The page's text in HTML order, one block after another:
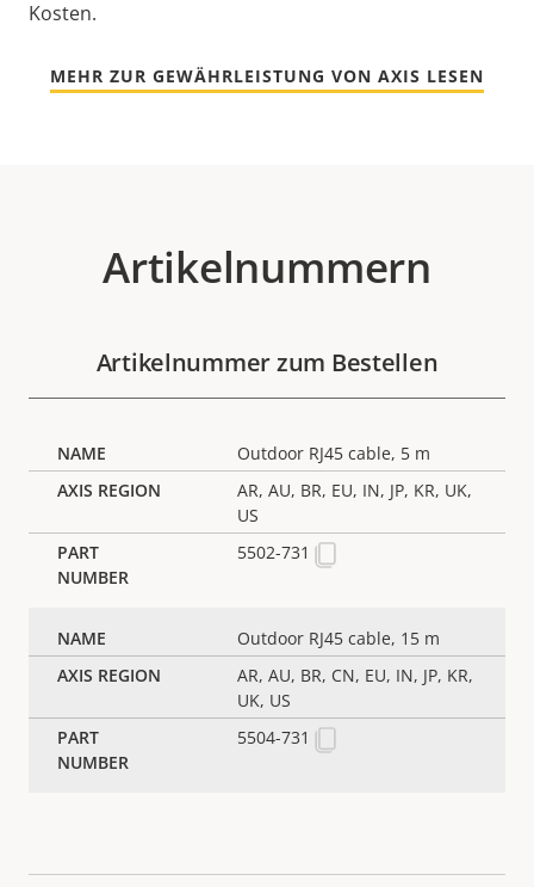
Kosten.
MEHR ZUR GEWÄHRLEISTUNG VON AXIS LESEN
Artikelnummern
Artikelnummer zum Bestellen
Outdoor RJ45 cable, 5 m
AR, AU, BR, EU, IN, JP, KR, UK,
US
5502-731
Outdoor RJ45 cable, 15 m
AR, AU, BR, CN, EU, IN, JP, KR,
UK, US
5504-731